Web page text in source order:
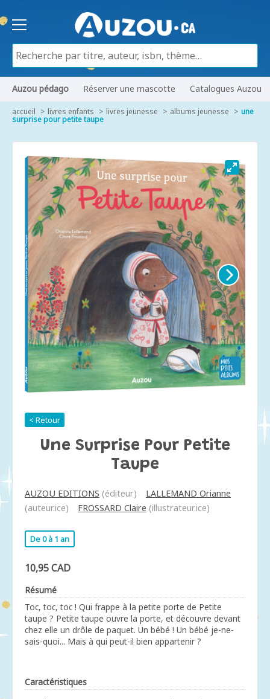
Auzou pédago Réserver une mascotte Catalogues Auzou
accueil livres enfants livres jeunesse albums jeunesse une
surprise pour petite taupe
< Retour
Une Surprise Pour Petite
Taupe
AUZOU EDITIONS (éditeur)
LALLEMAND Orianne
(auteur.ice)
FROSSARD Claire (illustrateur.ice)
De 0 à 1 an
10,95 CAD
Résumé
Toc, toc, toc ! Qui frappe à la petite porte de Petite
taupe ? Petite taupe ouvre la porte, et découvre devant
chez elle un drôle de paquet. Un bébé ! Un bébé je-ne-
sais-quoi... Mais à qui peut-il bien appartenir ?
Caractéristiques